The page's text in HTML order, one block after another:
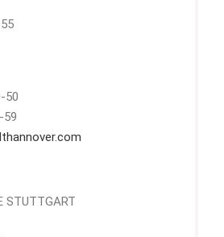
50
59
STUTTGART